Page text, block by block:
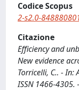
Codice Scopus
2-s2.0-
Citazione
Efficiency and
New evidence
Torricelli, C.. - In:
ISSN 1466-4305.